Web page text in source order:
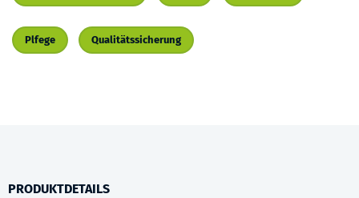
Plfege Qualitätssicherung
PRODUKTDETAILS